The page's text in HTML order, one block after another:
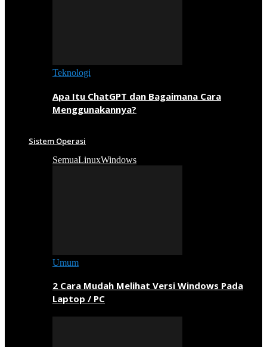
Teknologi
Apa Itu ChatGPT dan Bagaimana Cara
Menggunakannya?
Sistem Operasi
SemuaLinuxWindows
Umum
2 Cara Mudah Melihat Versi Windows Pada
Laptop / PC